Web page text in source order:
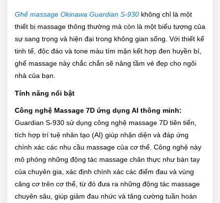
Ghế massage Okinawa Guardian S-930 không chỉ là một
thiết bị massage thông thường mà còn là một biểu tượng của
sự sang trọng và hiện đại trong không gian sống. Với thiết kế
tinh tế, độc đáo và tone màu tím mận kết hợp đen huyền bí,
ghế massage này chắc chắn sẽ nâng tầm vẻ đẹp cho ngôi
nhà của bạn.
Tính năng nổi bật
Công nghệ Massage 7D ứng dụng AI thông minh:
Guardian S-930 sử dụng công nghệ massage 7D tiên tiến,
tích hợp trí tuệ nhân tạo (AI) giúp nhận diện và đáp ứng
chính xác các nhu cầu massage của cơ thể. Công nghệ này
mô phỏng những động tác massage chân thực như bàn tay
của chuyên gia, xác định chính xác các điểm đau và vùng
căng cơ trên cơ thể, từ đó đưa ra những động tác massage
chuyên sâu, giúp giảm đau nhức và tăng cường tuần hoàn